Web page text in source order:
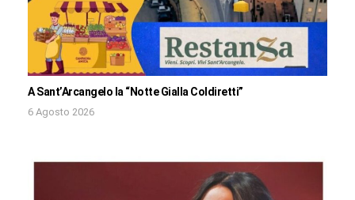
A Sant’Arcangelo la “Notte Gialla Coldiretti”
6 Agosto 2026